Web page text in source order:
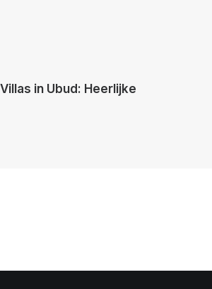
in Ubud: Heerlijke